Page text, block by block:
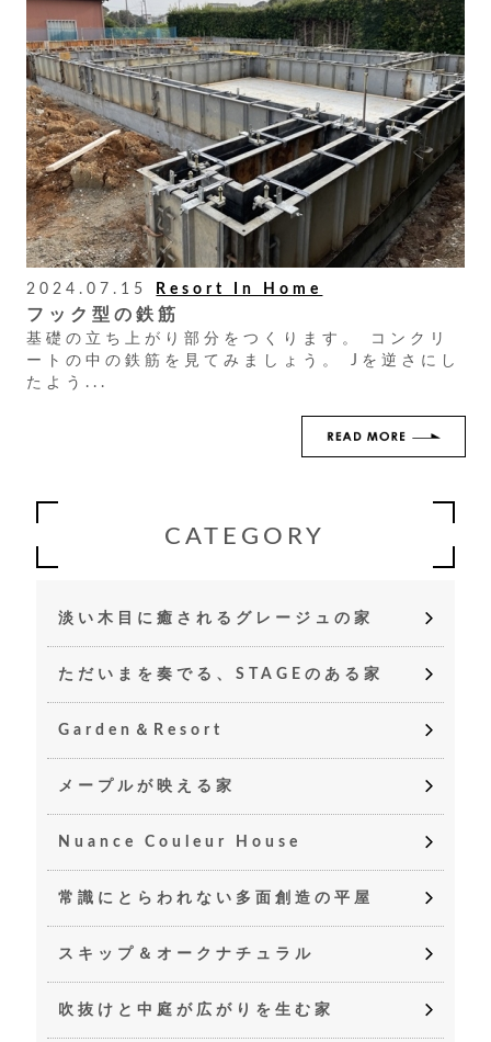
2024.07.15 Resort In Home
フック型の鉄筋
基礎の立ち上がり部分をつくります。 コンクリ
ートの中の鉄筋を見てみましょう。 Jを逆さにし
たよう...
CATEGORY
淡い木目に癒されるグレージュの家
ただいまを奏でる、STAGEのある家
Garden＆Resort
メープルが映える家
Nuance Couleur House
常識にとらわれない多面創造の平屋
スキップ＆オークナチュラル
吹抜けと中庭が広がりを生む家